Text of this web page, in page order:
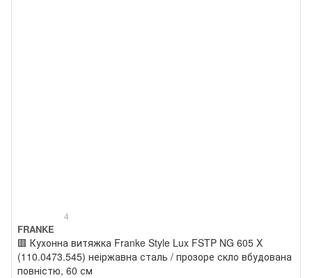
4
FRANKE
🟥 Кухонна витяжка Franke Style Lux FSTP NG 605 X
(110.0473.545) неіржавна сталь / прозоре скло вбудована
повністю, 60 см